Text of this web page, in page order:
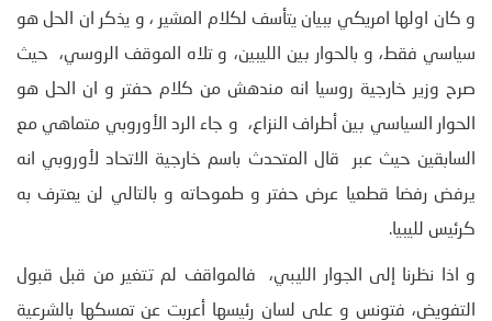
و كان اولها امريكي ببيان يتأسف لكلام المشير ، و يذكر ان الحل هو
سياسي فقط، و بالحوار بين الليبين، و تلاه الموقف الروسي، حيث
صرح وزير خارجية روسيا انه مندهش من كلام حفتر و ان الحل هو
الحوار السياسي بين أطراف النزاع، و جاء الرد الأوروبي متماهي مع
السابقين حيث عبر قال المتحدث باسم خارجية الاتحاد لأوروبي انه
يرفض رفضا قطعيا عرض حفتر و طموحاته و بالتالي لن يعترف به
كرئيس لليبيا.
و اذا نظرنا إلى الجوار الليبي، فالمواقف لم تتغير من قبل قبول
التفويض، فتونس و على لسان رئيسها أعربت عن تمسكها بالشرعية